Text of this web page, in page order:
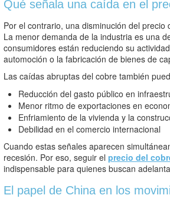
Qué señala una caída en el
Por el contrario, una disminución del
La menor demanda de la industria es una
consumidores están reduciendo su
automoción o la fabricación de bienes de
Las caídas abruptas del cobre también
Reducción del gasto público en
Menor ritmo de exportaciones en
Enfriamiento de la vivienda y la
Debilidad en el comercio internacional
Cuando estas señales aparecen
recesión. Por eso, seguir el precio del
indispensable para quienes buscan
El papel de China en los